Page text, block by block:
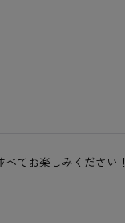
てお楽しみください！